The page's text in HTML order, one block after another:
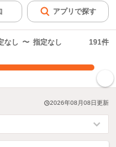
アプリで探す
なし 〜 指定なし 191件
2026年08月08日更新